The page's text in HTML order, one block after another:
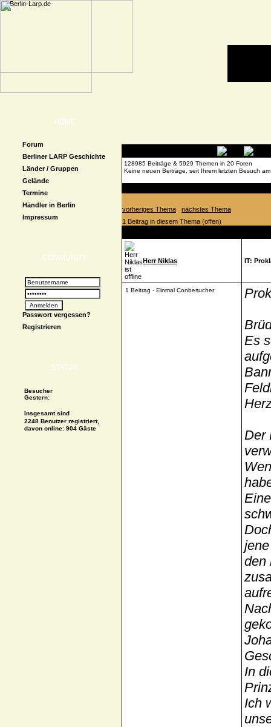
HOME
Forum
Berliner LARP Geschichte
Länder / Gruppen
Gelände
Termine
Händler in Berlin
Impressum
COMMUNITY
Passwort vergessen?
Registrieren
STATUS
Besucher
Gestern:
Insgesamt sind
2248 Benutzer registriert,
davon online: 904 Gäste
128985 Beiträge & 5929 Themen in 20 Foren
Keine neuen Beiträge, seit Ihrem letzten Besuch
vorheriges Thema
nächstes Thema
1 Beitrag in diesem Thema (offen)
Herr Niklas IT:
1 Beitrag - Einmal Conbesucher
Es
Der
den
In
Ich